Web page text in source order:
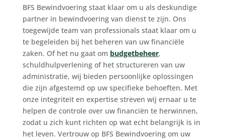
BFS Bewindvoering staat klaar om u als deskundige
partner in bewindvoering van dienst te zijn. Ons
toegewijde team van professionals staat klaar om u
te begeleiden bij het beheren van uw financiële
zaken. Of het nu gaat om budgetbeheer,
schuldhulpverlening of het structureren van uw
administratie, wij bieden persoonlijke oplossingen
die zijn afgestemd op uw specifieke behoeften. Met
onze integriteit en expertise streven wij ernaar u te
helpen de controle over uw financiën te herwinnen,
zodat u zich kunt richten op wat echt belangrijk is in
het leven. Vertrouw op BFS Bewindvoering om uw